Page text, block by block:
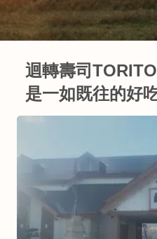
迴轉壽司
是一如既往的好